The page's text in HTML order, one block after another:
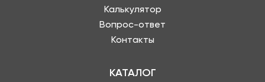
Калькулятор
Вопрос-ответ
Контакты
КАТАЛОГ